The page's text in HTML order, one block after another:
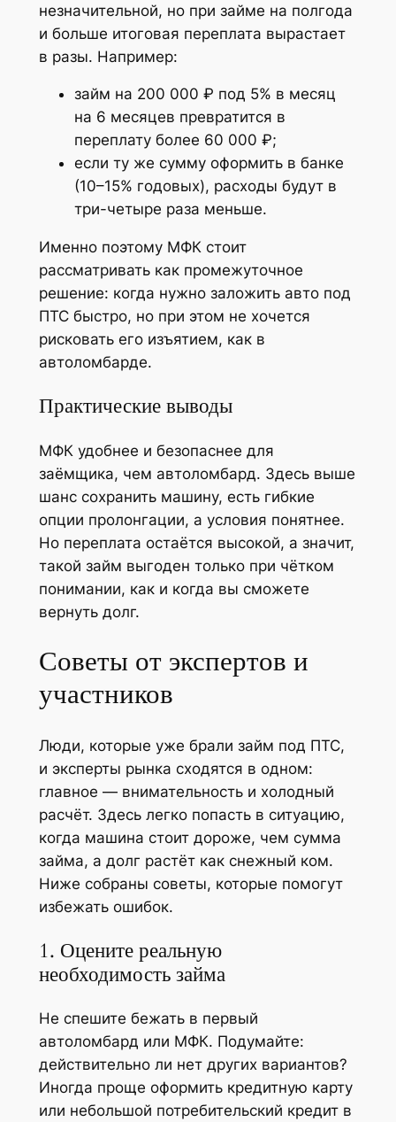
незначительной, но при займе на полгода
и больше итоговая переплата вырастает
в разы. Например:
займ на 200 000 ₽ под 5% в месяц
на 6 месяцев превратится в
переплату более 60 000 ₽;
если ту же сумму оформить в банке
(10–15% годовых), расходы будут в
три-четыре раза меньше.
Именно поэтому МФК стоит
рассматривать как промежуточное
решение: когда нужно заложить авто под
ПТС быстро, но при этом не хочется
рисковать его изъятием, как в
автоломбарде.
Практические выводы
МФК удобнее и безопаснее для
заёмщика, чем автоломбард. Здесь выше
шанс сохранить машину, есть гибкие
опции пролонгации, а условия понятнее.
Но переплата остаётся высокой, а значит,
такой займ выгоден только при чётком
понимании, как и когда вы сможете
вернуть долг.
Советы от экспертов и
участников
Люди, которые уже брали займ под ПТС,
и эксперты рынка сходятся в одном:
главное — внимательность и холодный
расчёт. Здесь легко попасть в ситуацию,
когда машина стоит дороже, чем сумма
займа, а долг растёт как снежный ком.
Ниже собраны советы, которые помогут
избежать ошибок.
1. Оцените реальную
необходимость займа
Не спешите бежать в первый
автоломбард или МФК. Подумайте:
действительно ли нет других вариантов?
Иногда проще оформить кредитную карту
или небольшой потребительский кредит в